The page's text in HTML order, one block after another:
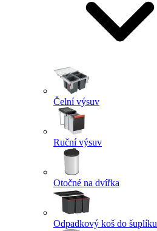
Čelní výsuv
Ruční výsuv
Otočné na dvířka
Odpadkový koš do šuplíku